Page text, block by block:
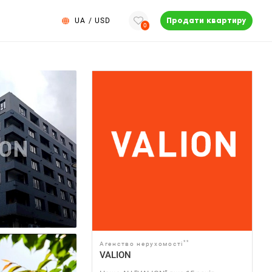
UA / USD
0
Продати квартиру
Агенство нерухомості **
VALION